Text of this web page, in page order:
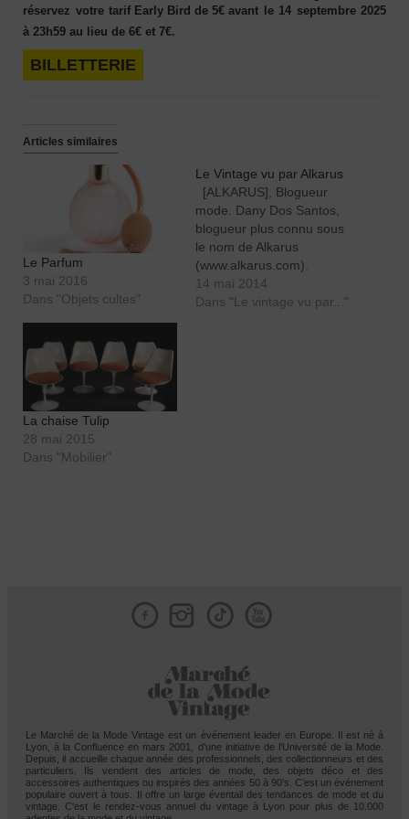
réservez votre tarif Early Bird de 5€ avant le14 septembre 2025
à 23h59 au lieu de 6€ et 7€.
BILLETTERIE
Articles similaires
Le Parfum
3 mai 2016
Dans "Objets cultes"
Le Vintage vu par Alkarus
[ALKARUS], Blogueur
mode. Dany Dos Santos,
blogueur plus connu sous
le nom de Alkarus
(www.alkarus.com).
Actuellement étudiant, je
finalise ma maîtrise en
14 mai 2014
Dans "Le vintage vu par..."
La chaise Tulip
28 mai 2015
Dans "Mobilier"
Le Marché de la Mode Vintage est un événement leader en Europe. Il est né à
Lyon, à la Confluence en mars 2001, d'une initiative de l'Université de la Mode.
Depuis, il accueille chaque année des professionnels, des collectionneurs et des
particuliers. Ils vendent des articles de mode, des objets déco et des
accessoires authentiques ou inspirés des années 50 à 90’s. C’est un événement
populaire ouvert à tous. Il offre un large éventail des tendances de mode et du
vintage. C'est le rendez-vous annuel du vintage à Lyon pour plus de 10.000